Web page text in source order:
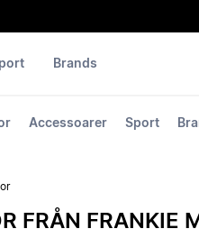
Accessoarer Sport
Brands
FRÅN FRANKIE